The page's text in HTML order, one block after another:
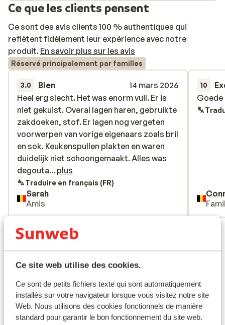
Ce site web utilise des cookies.
Ce sont de petits fichiers texte qui sont automatiquement
installés sur votre navigateur lorsque vous visitez notre site
Web. Nous utilisons des cookies fonctionnels de manière
standard pour garantir le bon fonctionnement du site web.
Ce que les clients pensent
Ce sont des avis clients 100 % authentiques qui
reflètent fidèlement leur expérience avec notre
produit. En savoir plus sur les avis
Réservé principalement par familles
3.0 Bien
14 mars 2026
Heel erg slecht. Het was enorm vuil. Er is
niet gekuist. Overal lagen haren, gebruikte
zakdoeken, stof. Er lagen nog vergeten
voorwerpen van vorige eigenaars zoals bril
en sok. Keukenspullen plakten en waren
duidelijk niet schoongemaakt. Alles was
degoutant.
Heel erg slecht. Het was enorm vuil. Er is
niet gekuist. Overal lagen haren, gebruikte
zakdoeken, stof. Er lagen nog vergeten
voorwerpen van vorige eigenaars zoals bril
en sok. Keukenspullen plakten en waren
duidelijk niet schoongemaakt. Alles was
degouta... plus
Traduire en français (FR)
Sarah
Amis
10
Voir tous les 2 avis
Forfait, cours et matériel de ski
Cours de ski